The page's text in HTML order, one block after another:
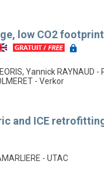
low CO2
Yannick RAYNAUD -
- Verkor
and ICE
- UTAC